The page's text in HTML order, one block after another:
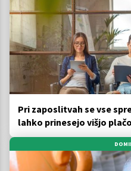
Pri zaposlitvah se vse
lahko prinesejo višjo plačo